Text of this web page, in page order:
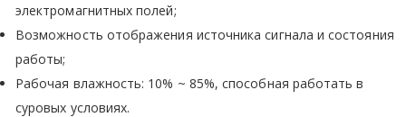
электромагнитных полей;
Возможность отображения источника сигнала и состояния
работы;
Рабочая влажность: 10% ~ 85%, способная работать в
суровых условиях.